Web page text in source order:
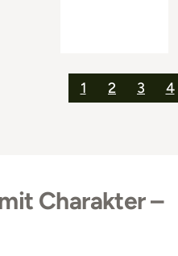
1 2 3 4
Charakter –